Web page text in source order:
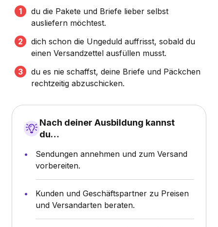
du die Pakete und Briefe lieber selbst
ausliefern möchtest.
dich schon die Ungeduld auffrisst, sobald du
einen Versandzettel ausfüllen musst.
du es nie schaffst, deine Briefe und Päckchen
rechtzeitig abzuschicken.
Nach deiner Ausbildung kannst
du…
Sendungen annehmen und zum Versand
vorbereiten.
Kunden und Geschäftspartner zu Preisen
und Versandarten beraten.